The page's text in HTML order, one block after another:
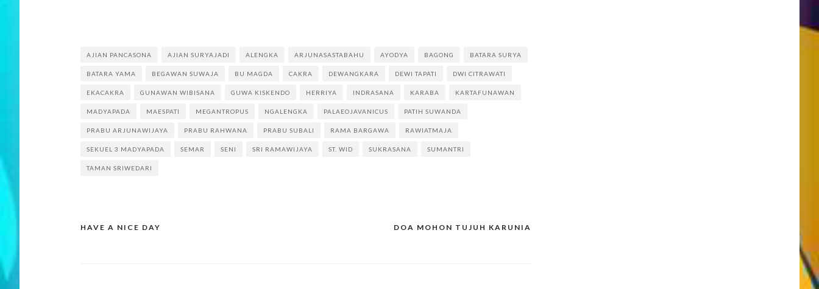
AJIAN PANCASONA AJIAN SURYAJADI ALENGKA ARJUNASASTABAHU AYODYA BAGONG BATARA SURYA
BATARA YAMA BEGAWAN SUWAJA BU MAGDA CAKRA DEWANGKARA DEWI TAPATI DWI CITRAWATI
EKACAKRA GUNAWAN WIBISANA GUWA KISKENDO HERRIYA INDRASANA KARABA KARTAFUNAWAN
MADYAPADA MAESPATI MEGANTROPUS NGALENGKA PALAEOJAVANICUS PATIH SUWANDA
PRABU ARJUNAWIJAYA PRABU RAHWANA PRABU SUBALI RAMA BARGAWA RAWIATMAJA
SEKUEL 3 MADYAPADA SEMAR SENI SRI RAMAWIJAYA ST. WID SUKRASANA SUMANTRI
TAMAN SRIWEDARI
Post
DOA MOHON TUJUH KARUNIA
HAVE A NICE DAY